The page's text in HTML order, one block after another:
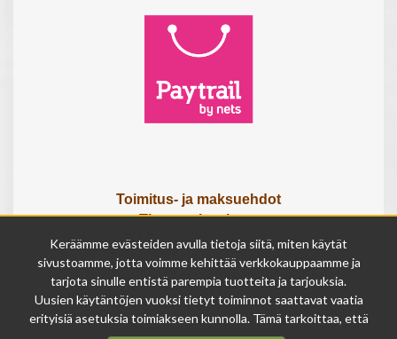
Toimitus- ja maksuehdot
Tietosuojaseloste
Tietoa meistä
Osta lahjakortti
Tilauksen peruutuslomake
Olemme avoinna
Keräämme evästeiden avulla tietoja siitä, miten käytät
sivustoamme, jotta voimme kehittää verkkokauppaamme ja
tarjota sinulle entistä parempia tuotteita ja tarjouksia.
Uusien käytäntöjen vuoksi tietyt toiminnot saattavat vaatia
erityisiä asetuksia toimiakseen kunnolla. Tämä tarkoittaa, että